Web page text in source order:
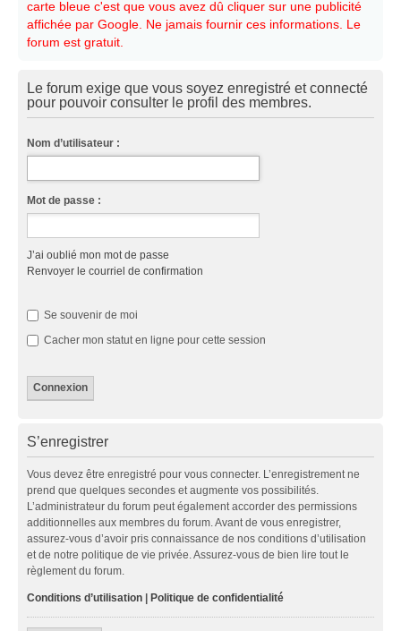
carte bleue c'est que vous avez dû cliquer sur une publicité
affichée par Google. Ne jamais fournir ces informations. Le
forum est gratuit.
Le forum exige que vous soyez enregistré et connecté
pour pouvoir consulter le profil des membres.
Nom d’utilisateur :
Mot de passe :
J’ai oublié mon mot de passe
Renvoyer le courriel de confirmation
Se souvenir de moi
Cacher mon statut en ligne pour cette session
S’enregistrer
Vous devez être enregistré pour vous connecter. L’enregistrement ne
prend que quelques secondes et augmente vos possibilités.
L’administrateur du forum peut également accorder des permissions
additionnelles aux membres du forum. Avant de vous enregistrer,
assurez-vous d’avoir pris connaissance de nos conditions d’utilisation
et de notre politique de vie privée. Assurez-vous de bien lire tout le
règlement du forum.
Conditions d’utilisation Politique de confidentialité